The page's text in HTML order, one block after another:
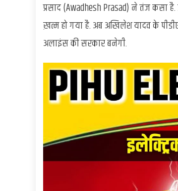
प्रसाद (Awadhesh Prasad) ने तंज
ख़त्म हो गया है. अब अखिलेश यादव के
अलाइंस की सरकार बनेगी.